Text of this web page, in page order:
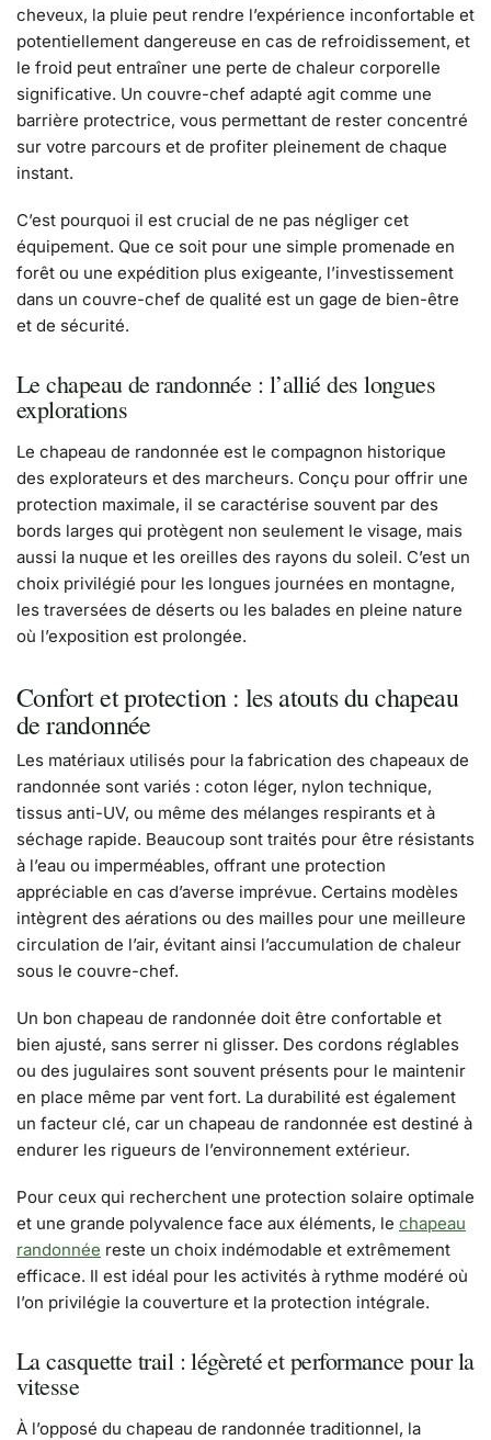
cheveux, la pluie peut rendre l’expérience inconfortable et
potentiellement dangereuse en cas de refroidissement, et
le froid peut entraîner une perte de chaleur corporelle
significative. Un couvre-chef adapté agit comme une
barrière protectrice, vous permettant de rester concentré
sur votre parcours et de profiter pleinement de chaque
instant.
C’est pourquoi il est crucial de ne pas négliger cet
équipement. Que ce soit pour une simple promenade en
forêt ou une expédition plus exigeante, l’investissement
dans un couvre-chef de qualité est un gage de bien-être
et de sécurité.
Le chapeau de randonnée : l’allié des longues
explorations
Le chapeau de randonnée est le compagnon historique
des explorateurs et des marcheurs. Conçu pour offrir une
protection maximale, il se caractérise souvent par des
bords larges qui protègent non seulement le visage, mais
aussi la nuque et les oreilles des rayons du soleil. C’est un
choix privilégié pour les longues journées en montagne,
les traversées de déserts ou les balades en pleine nature
où l’exposition est prolongée.
Confort et protection : les atouts du chapeau
de randonnée
Les matériaux utilisés pour la fabrication des chapeaux de
randonnée sont variés : coton léger, nylon technique,
tissus anti-UV, ou même des mélanges respirants et à
séchage rapide. Beaucoup sont traités pour être résistants
à l’eau ou imperméables, offrant une protection
appréciable en cas d’averse imprévue. Certains modèles
intègrent des aérations ou des mailles pour une meilleure
circulation de l’air, évitant ainsi l’accumulation de chaleur
sous le couvre-chef.
Un bon chapeau de randonnée doit être confortable et
bien ajusté, sans serrer ni glisser. Des cordons réglables
ou des jugulaires sont souvent présents pour le maintenir
en place même par vent fort. La durabilité est également
un facteur clé, car un chapeau de randonnée est destiné à
endurer les rigueurs de l’environnement extérieur.
Pour ceux qui recherchent une protection solaire optimale
et une grande polyvalence face aux éléments, le chapeau
randonnée reste un choix indémodable et extrêmement
efficace. Il est idéal pour les activités à rythme modéré où
l’on privilégie la couverture et la protection intégrale.
La casquette trail : légèreté et performance pour la
vitesse
À l’opposé du chapeau de randonnée traditionnel, la